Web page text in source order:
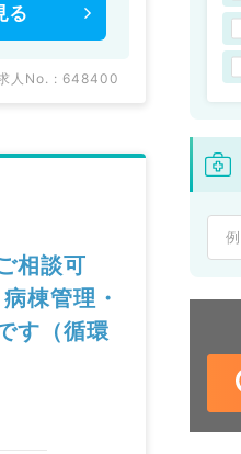
る
人No. : 648400
相談可
棟管理・
す（循環